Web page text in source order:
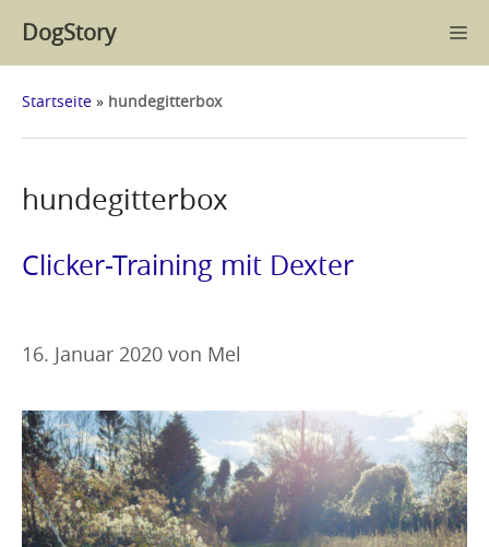
Zum
DogStory
Startseite » hundegitterbox
hundegitterbox
Clicker-Training mit Dexter
16. Januar 2020 von Mel